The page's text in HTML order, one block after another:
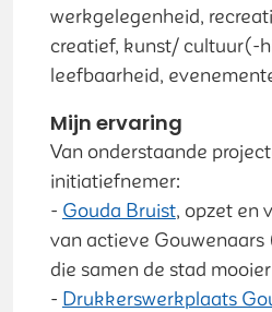
werkgelegenheid,
creatief, kunst/ cultuur(-
leefbaarheid,
Mijn ervaring
Van onderstaande
initiatiefnemer:
- Gouda Bruist, opzet en
van actieve
die samen de stad
- Drukkerswerkplaats